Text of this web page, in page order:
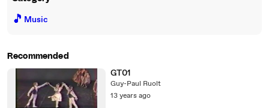
🎵 Music
Recommended
GT01
Guy-Paul Ruolt
13 years ago